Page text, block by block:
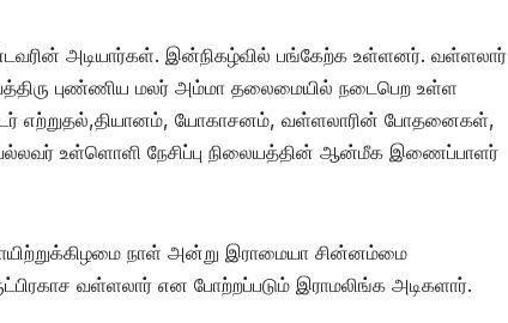
அடியார்கள். இன்நிகழ்வில் பங்கேற்க உள்ளனர். வள்ளலார்
புண்ணிய மலர் அம்மா தலைமையில் நடைபெற உள்ள
எற்றுதல்,தியானம், யோகாசனம், வள்ளலாரின் போதனைகள்,
உள்ளொளி நேசிப்பு நிலையத்தின் ஆன்மீக இணைப்பாளர்
நாள் அன்று இராமையா சின்னம்மை
வள்ளலார் என போற்றப்படும் இராமலிங்க அடிகளார்.